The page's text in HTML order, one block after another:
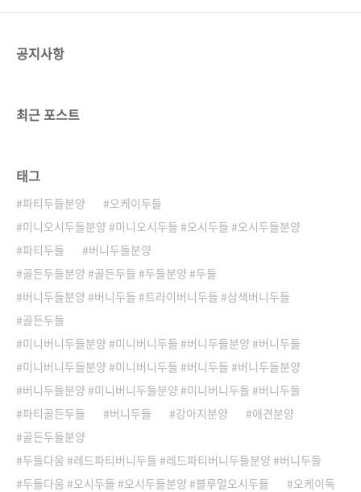
왔지만모두 까맣게 올라온답니다!!머리부터 발
력을 뽐내고 있어요아프지말고 ..
공지사항
최근 포스트
태그
파티두들분양
오케이두들
미니오시두들분양 #미니오시두들 #오시두들 #오시두들분양
파티두들
버니두들분양
골든두들분양 #골든두들 #두들분양 #두들
버니두들분양 #버니두들 #트라이버니두들 #삼색버니두들
골든두들
미니버니두들분양 #미니버니두들 #버니두들분양 #버니두들
미니버니두들분양 #미니버니두들 #버니두들 #버니두들분양
버니두들분양 #미니버니두들분양 #미니버니두들 #버니두들
파티골든두들
버니두들 강아지분양
애견분양
골든두들분양
두들다움 #레드파티버니두들 #레드파티버니두들분양 #버니두들
두들다움 #오시두들 #오시두들분양 #블루멀오시두들
오케이독